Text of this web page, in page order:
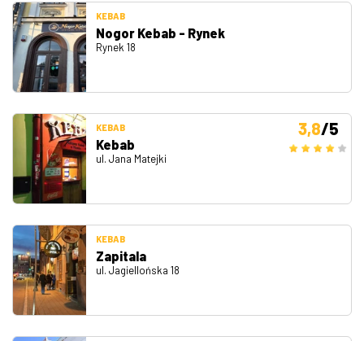
KEBAB
Nogor Kebab - Rynek
Rynek 18
KEBAB
Kebab
ul. Jana Matejki
3,8/5
KEBAB
Zapitala
ul. Jagiellońska 18